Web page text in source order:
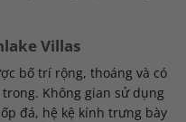
Villas
bố trí rộng, thoáng và có
Không gian sử dụng
đá, hệ kệ kính trưng bày